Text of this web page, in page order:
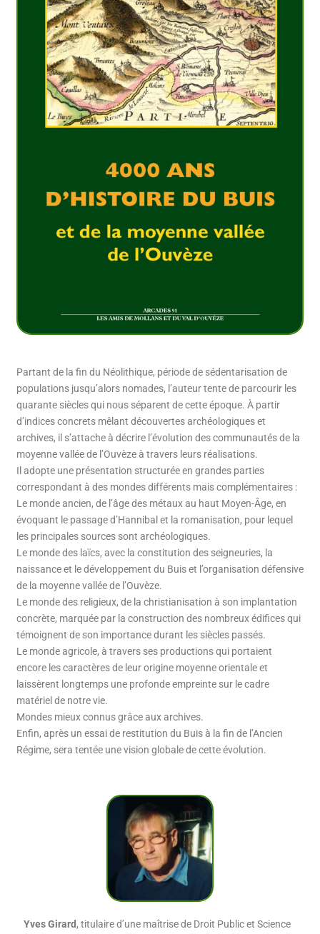
Partant de la fin du Néolithique, période de ­sédentarisation de
populations jusqu’alors nomades, l’auteur tente de parcourir les
quarante siècles qui nous séparent de cette époque. À partir
d’indices concrets mêlant découvertes archéo­logiques et
archives, il s’attache à décrire ­l’évoluti­on des communautés de la
moyenne vallée de l’Ouvèze à trave­rs leurs réalisations.
Il adopte une présentation structurée en grandes parties
correspondant à des mondes différents mais complémentaires :
Le monde ancien, de l’âge des métaux au haut Moyen-Âge, en
évoquant le passage d’Hannibal et la romanisation, pour lequel
les principales sources sont archéologiques.
Le monde des laïcs, avec la constitution des seigneuries, la
naissance et le développement du Buis et l’organisation défensive
de la moyenne vallée de l’Ouvèze.
Le monde des religieux, de la christianisation à son implantation
concrète, marquée par la construction des nombreux édifices qui
témoignent de son importance durant les siècles passés.
Le monde agricole, à travers ses productions qui ­portaient
encore les caractères de leur origine moyenne orientale et
laissèrent longtemps une profonde empreinte sur le cadre
matériel de notre vie.
Mondes mieux connus grâce aux archives.
Enfin, après un essai de restitution du Buis à la fin de l’Ancien
Régime, sera tentée une vision globale de cette évolution.
Yves Girard , titulaire d’une maîtrise de Droit Public et Science